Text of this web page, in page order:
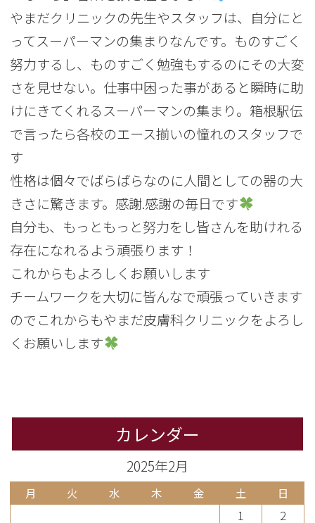
やまだクリニックの先生やスタッフは、自分にと
ってスーパーマンの集まりなんです。ものすごく
努力するし、ものすごく勉強もするのにその大変
さを見せない。仕事中困った事があると瞬時に助
けにきてくれるスーパーマンの集まり。箱根駅伝
で言ったら各校のエース揃いの憧れのスタッフで
す
性格は個々でばらばらなのに人間としての器の大
きさに驚きます。感謝.感謝の毎日です
自分も、もっともっと努力をし皆さんを助けれる
存在になれるよう頑張ります！
これからもよろしくお願いします
チームワークを大切に皆んなで頑張っていきます
のでこれからもやまだ皮膚科クリニックをよろし
くお願いします
カレンダー
2025年2月
月 火 水 木 金 土 日
1 2